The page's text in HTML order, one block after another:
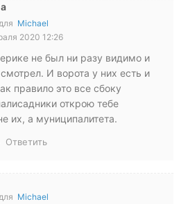
Michael
2020 12:26
не был ни разу видимо и
И ворота у них есть и
правило это все сбоку
открою тебе
их, а муниципалитета.
Ответить
Michael